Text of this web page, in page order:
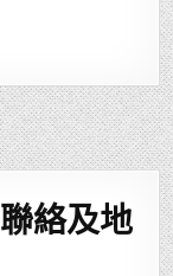
絡及地